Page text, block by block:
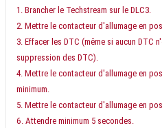
Brancher le Techstream sur le DLC3.
Mettre le contacteur d'allumage en
Effacer les DTC (même si aucun DTC
suppression des DTC).
Mettre le contacteur d'allumage en
minimum.
Mettre le contacteur d'allumage en
Attendre minimum 5 secondes.